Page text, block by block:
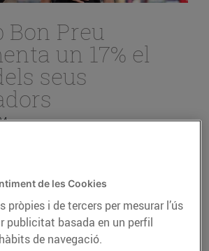
Bon Preu
un 17% el
seus
de 2024 una nova política
del sou de les seves persones
nova política retributiva permetrà
de les Cookies
pròpies i de tercers per mesurar l’ús
publicitat basada en un perfil
de navegació.